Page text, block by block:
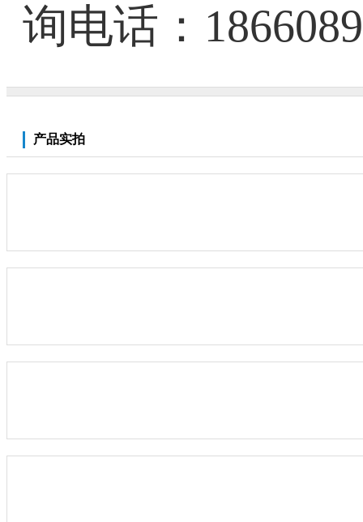
询电话：
产品实拍